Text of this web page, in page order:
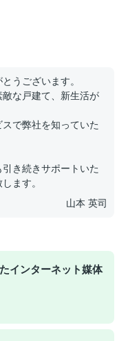
うございます。
な戸建て、新生活が
で弊社を知っていた
き続きサポートいた
ます。
山本 英司
インターネット媒体